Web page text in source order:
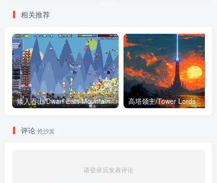
相关推荐
矮人吞山/Dwarf Eats Mountain 高塔领主/Tower Lords
评论 抢沙发
请登录后发表评论